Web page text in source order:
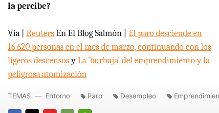
la percibe?
Vía | ReutersEn El Blog Salmón | El paro desciende en
16.620 personas en el mes de marzo, continuando con los
ligeros descensosyLa 'burbuja' del emprendimiento y la
peligrosa atomización
TEMAS Entorno Paro Desempleo